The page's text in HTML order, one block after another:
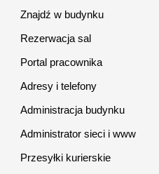
Znajdź w budynku
Rezerwacja sal
Portal pracownika
Adresy i telefony
Administracja budynku
Administrator sieci i www
Przesyłki kurierskie